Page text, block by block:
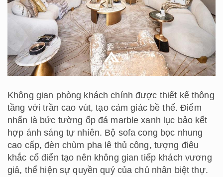
Không gian phòng khách chính được thiết kế thông
tầng với trần cao vút, tạo cảm giác bề thế. Điểm
nhấn là bức tường ốp đá marble xanh lục bảo kết
hợp ánh sáng tự nhiên. Bộ sofa cong bọc nhung
cao cấp, đèn chùm pha lê thủ công, tượng điêu
khắc cổ điển tạo nên không gian tiếp khách vương
giả, thể hiện sự quyền quý của chủ nhân biệt thự.